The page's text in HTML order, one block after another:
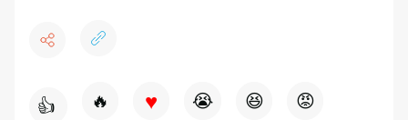
👍 🔥 ♥ 😭 😆 😡